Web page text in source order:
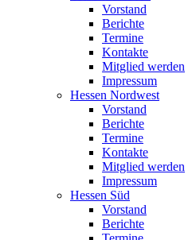
Vorstand
Berichte
Termine
Kontakte
Mitglied werden
Impressum
Hessen Nordwest
Vorstand
Berichte
Termine
Kontakte
Mitglied werden
Impressum
Hessen Süd
Vorstand
Berichte